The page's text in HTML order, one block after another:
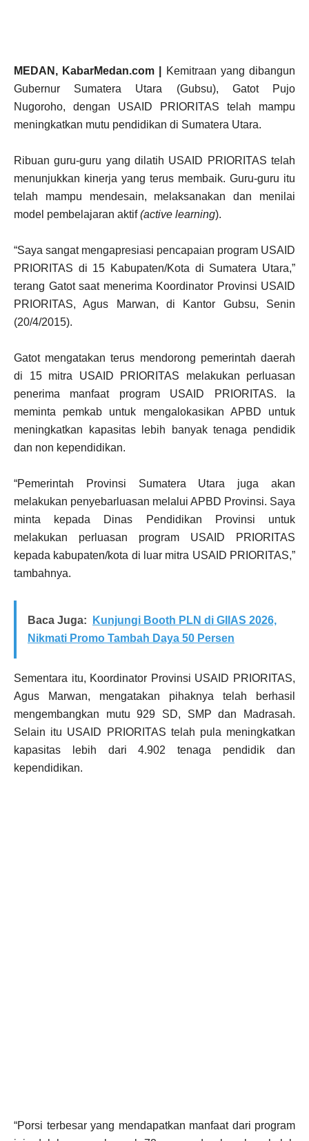
MEDAN, KabarMedan.com |
Kemitraan yang dibangun
Gubernur Sumatera Utara (Gubsu), Gatot Pujo
Nugoroho, dengan USAID PRIORITAS telah mampu
meningkatkan mutu pendidikan di Sumatera Utara.
Ribuan guru-guru yang dilatih USAID PRIORITAS telah
menunjukkan kinerja yang terus membaik. Guru-guru itu
telah mampu mendesain, melaksanakan dan menilai
model pembelajaran aktif(active learning).
“Saya sangat mengapresiasi pencapaian program USAID
PRIORITAS di 15 Kabupaten/Kota di Sumatera Utara,”
terang Gatot saat menerima Koordinator Provinsi USAID
PRIORITAS, Agus Marwan, di Kantor Gubsu, Senin
(20/4/2015).
Gatot mengatakan terus mendorong pemerintah daerah
di 15 mitra USAID PRIORITAS melakukan perluasan
penerima manfaat program USAID PRIORITAS. Ia
meminta pemkab untuk mengalokasikan APBD untuk
meningkatkan kapasitas lebih banyak tenaga pendidik
dan non kependidikan.
“Pemerintah Provinsi Sumatera Utara juga akan
melakukan penyebarluasan melalui APBD Provinsi. Saya
minta kepada Dinas Pendidikan Provinsi untuk
melakukan perluasan program USAID PRIORITAS
kepada kabupaten/kota di luar mitra USAID PRIORITAS,”
tambahnya.
Baca Juga:
Kunjungi Booth PLN di GIIAS 2026,
Nikmati Promo Tambah Daya 50 Persen
Sementara itu, Koordinator Provinsi USAID PRIORITAS,
Agus Marwan, mengatakan pihaknya telah berhasil
mengembangkan mutu 929 SD, SMP dan Madrasah.
Selain itu USAID PRIORITAS telah pula meningkatkan
kapasitas lebih dari 4.902 tenaga pendidik dan
kependidikan.
“Porsi terbesar yang mendapatkan manfaat dari program